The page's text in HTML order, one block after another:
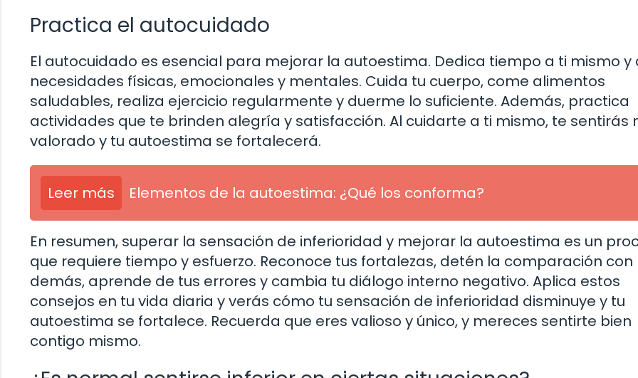
Practica el autocuidado
El autocuidado es esencial para mejorar la autoestima. Dedica tiempo a ti mismo y
necesidades físicas, emocionales y mentales. Cuida tu cuerpo, come alimentos
saludables, realiza ejercicio regularmente y duerme lo suficiente. Además, practica
actividades que te brinden alegría y satisfacción. Al cuidarte a ti mismo, te sentirás
valorado y tu autoestima se fortalecerá.
Leer más Elementos de la autoestima: ¿Qué los conforma?
En resumen, superar la sensación de inferioridad y mejorar la autoestima es un
que requiere tiempo y esfuerzo. Reconoce tus fortalezas, detén la comparación con
demás, aprende de tus errores y cambia tu diálogo interno negativo. Aplica estos
consejos en tu vida diaria y verás cómo tu sensación de inferioridad disminuye y tu
autoestima se fortalece. Recuerda que eres valioso y único, y mereces sentirte bien
contigo mismo.